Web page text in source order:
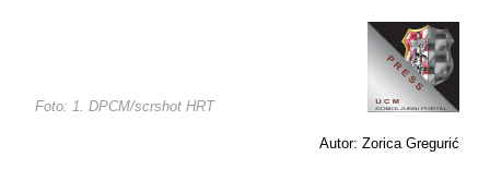
Foto: 1. DPCM/scrshot HRT
Autor: Zorica Gregurić